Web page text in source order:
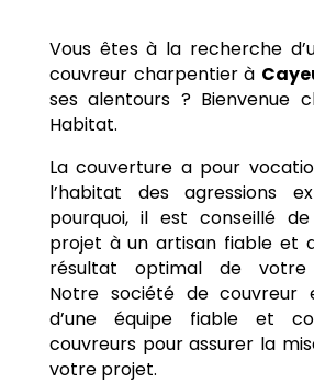
Vous êtes à la recherche
couvreur charpentier à
ses alentours ? Bienvenue
Habitat.
La couverture a pour
l’habitat des agressions
pourquoi, il est conseillé
projet à un artisan fiable et
résultat optimal de votre
Notre société de couvreur
d’une équipe fiable et
couvreurs pour assurer la
votre projet.